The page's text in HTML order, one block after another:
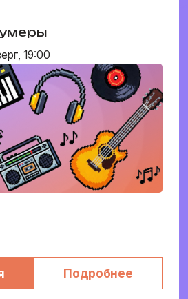
19:00
Подробнее